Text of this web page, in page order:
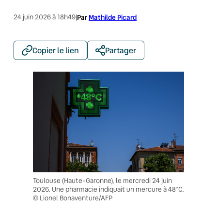
24 juin 2026 à 18h49|Par Mathilde Picard
Copier le lien Partager
Toulouse (Haute-Garonne), le mercredi 24 juin
2026. Une pharmacie indiquait un mercure à 48°C.
© Lionel Bonaventure/AFP